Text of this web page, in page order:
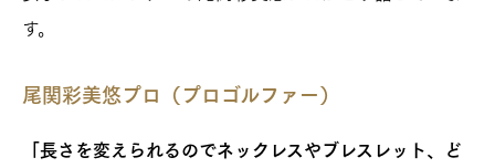
す。
尾関彩美悠プロ（プロゴルファー）
「長さを変えられるのでネックレスやブレスレット、ど